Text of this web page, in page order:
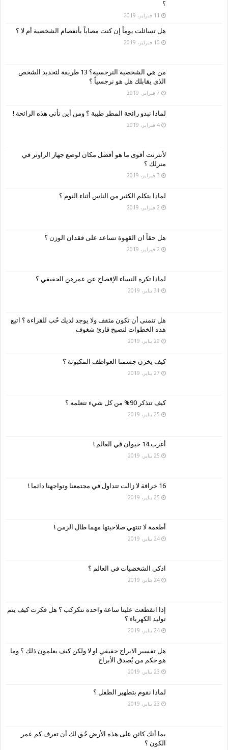
؟
11 فبراير، 2019
هل تسائلت يوماً إن كنت مصاباً بأنفصام الشخصية أم لا ؟
10 فبراير، 2019
من هي الشخصية النرجسية؟ 13 طريقة لتحديد الشخص
الذي يقابلك هل هو نرجسياً ؟
7 فبراير، 2019
لماذا تبدو رائحة المطر طيبة ؟ ومن أين تأتي هذه الرائحة !
4 فبراير، 2019
لأنترنت أقوى ما هو أفضل مكان لوضع جهاز الراوتر في
منزلك ؟
3 فبراير، 2019
لماذا يتكلم الكثير من الناس أثناء النوم ؟
2 فبراير، 2019
هل حقاً ان القهوة تساعد على فقدان الوزن ؟
2 فبراير، 2019
لماذا تكره النساء الإفصاح عن عمرهن الحقيقي ؟
31 يناير، 2019
هل تتمنى أن تكون مثقف ولا يوجد لديك حُب للقراءة ؟ اتبع
هذه الخطوات لتصبح قارئ شغوف
29 يناير، 2019
كيف يخزن جسمنا العواطف المكبوتة ؟
27 يناير، 2019
كيف تتذكر 90% من كل شيء تتعلمه ؟
25 يناير، 2019
أغرب 14 حيوان في العالم !
25 يناير، 2019
16 خرافة لا زالت تتداول في مجتمعنا وتواجهنا دائما !
25 يناير، 2019
أطعمة لا تنتهي صلاحيتها مهما طال الزمن !
24 يناير، 2019
اذكى الشخصيات في العالم ؟
24 يناير، 2019
إذا انقطعت علينا ساعة واحده نتكركب ؟ هل فكرت كيف يتم
توليد الكهرباء ؟
24 يناير، 2019
هل تفسير الابراج حقيقي او لا ولكن كيف يعلمون ذلك ؟ وما
هو حكم من يُصدق الأبراج
23 يناير، 2019
لماذا نقوم بتطهير الطفل ؟
23 يناير، 2019
بما أنك كائن على هذه الأرض حُق لك أن تعرف كم عمر
الكون ؟